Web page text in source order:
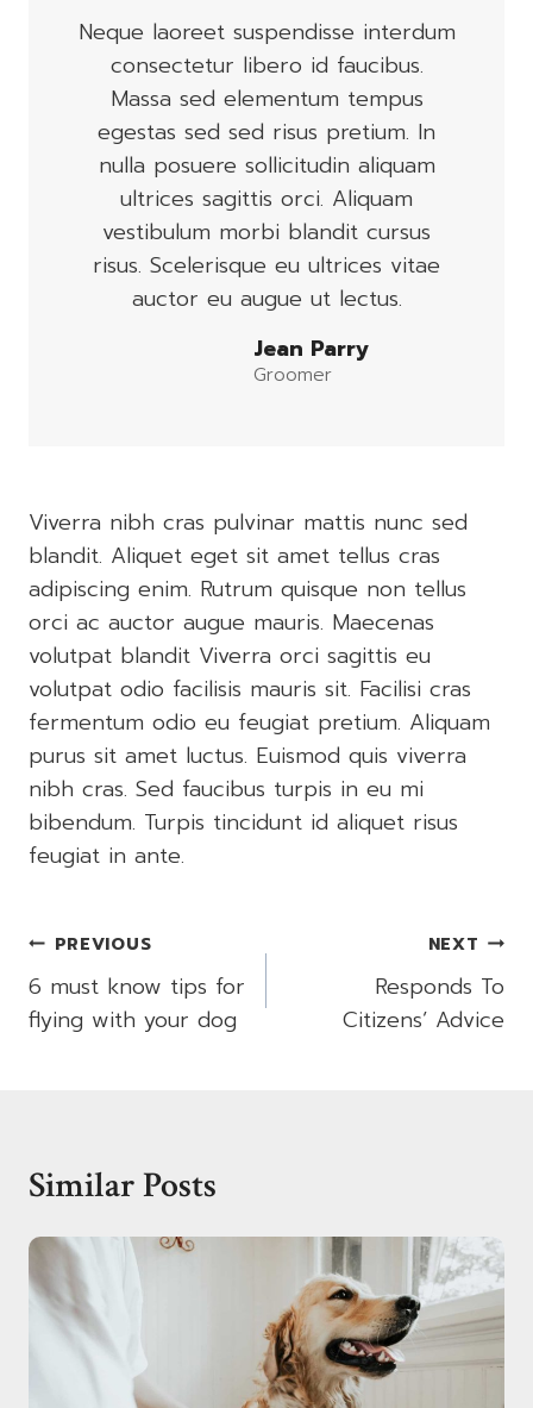
Neque laoreet suspendisse interdum
consectetur libero id faucibus.
Massa sed elementum tempus
egestas sed sed risus pretium. In
nulla posuere sollicitudin aliquam
ultrices sagittis orci. Aliquam
vestibulum morbi blandit cursus
risus. Scelerisque eu ultrices vitae
auctor eu augue ut lectus.
Jean Parry
Groomer
Viverra nibh cras pulvinar mattis nunc sed
blandit. Aliquet eget sit amet tellus cras
adipiscing enim. Rutrum quisque non tellus
orci ac auctor augue mauris. Maecenas
volutpat blandit Viverra orci sagittis eu
volutpat odio facilisis mauris sit. Facilisi cras
fermentum odio eu feugiat pretium. Aliquam
purus sit amet luctus. Euismod quis viverra
nibh cras. Sed faucibus turpis in eu mi
bibendum. Turpis tincidunt id aliquet risus
feugiat in ante.
Post
Navigation
PREVIOUS
6 must know tips for
flying with your dog
NEXT
Responds To
Citizens’ Advice
Similar Posts